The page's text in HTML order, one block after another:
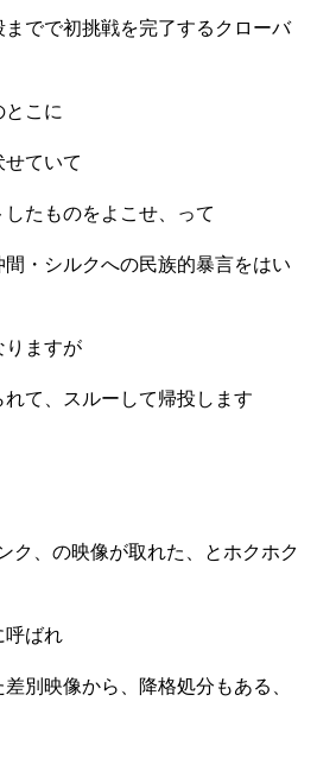
でで初挑戦を完了するクローバ
とこに
ていて
たものをよこせ、って
・シルクへの民族的暴言をはい
りますが
て、スルーして帰投します
ク、の映像が取れた、とホクホク
呼ばれ
別映像から、降格処分もある、